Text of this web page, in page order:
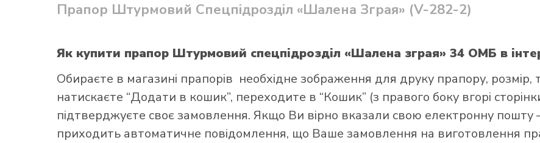
Прапор Штурмовий Спецпідрозділ «Шалена Зграя» (V-282-2)
Як купити прапор Штурмовий спецпідрозділ «Шалена зграя» 34 ОМБ в
Обираєте в магазині прапорів необхідне зображення для друку прапору,
натискаєте “Додати в кошик”, переходите в “Кошик” (з правого боку вгорі
підтверджуєте своє замовлення. Якщо Ви вірно вказали свою електронну
приходить автоматичне повідомлення, що Ваше замовлення на виготовлення
Як купити прапор в інтернет-магазині Лакор: